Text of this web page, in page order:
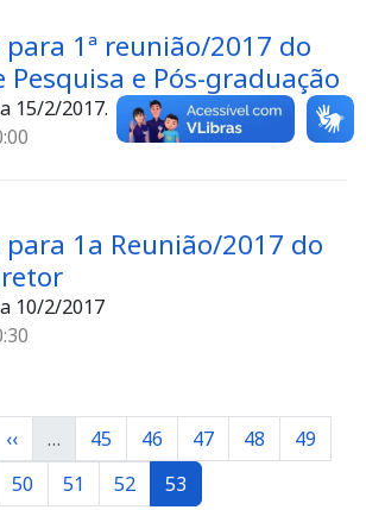
para 1ª reunião/2017 do
Pesquisa e Pós-graduação
15/2/2017.
para 1a Reunião/2017 do
10/2/2017
Página anterior
‹‹ … Página
45 Página
46 Página
47 Página
48 Página
49
Página
50 Página
51 Página
52 Página
53